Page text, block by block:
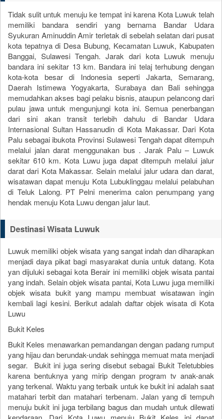
Tidak sulit untuk menuju ke tempat ini karena Kota Luwuk telah
memiliki bandara sendiri yang bernama Bandar Udara
Syukuran Aminuddin Amir terletak di sebelah selatan dari pusat
kota tepatnya di Desa Bubung, Kecamatan Luwuk, Kabupaten
Banggai, Sulawesi Tengah. Jarak dari kota Luwuk menuju
bandara ini sekitar 13 km. Bandara ini telaj terhubung dengan
kota-kota besar di Indonesia seperti Jakarta, Semarang,
Daerah Istimewa Yogyakarta, Surabaya dan Bali sehingga
memudahkan akses bagi pelaku bisnis, ataupun pelancong dari
pulau jawa untuk mengunjungi kota ini. Semua penerbangan
dari sini akan transit terlebih dahulu di Bandar Udara
Internasional Sultan Hassanudin di Kota Makassar. Dari Kota
Palu sebagai ibukota Provinsi Sulawesi Tengah dapat ditempuh
melalui jalan darat menggunakan bus . Jarak Palu – Luwuk
sekitar 610 km. Kota Luwu juga dapat ditempuh melalui jalur
darat dari Kota Makassar. Selain melalui jalur udara dan darat,
wisatawan dapat menuju Kota Lubuklinggau melalui pelabuhan
di Teluk Lalong. PT Pelni menerima calon penumpang yang
hendak menuju Kota Luwu dengan jalur laut.
Destinasi Wisata Luwuk
Luwuk memiliki objek wisata yang sangat indah dan diharapkan
menjadi daya pikat bagi masyarakat dunia untuk datang. Kota
yan dijuluki sebagai kota Berair ini memiliki objek wisata pantai
yang indah. Selain objek wisata pantai, Kota Luwu juga memiliki
objek wisata bukit yang mampu membuat wisatawan ingin
kembali lagi kesini. Berikut adalah daftar objek wisata di Kota
Luwu
Bukit Keles
Bukit Keles menawarkan pemandangan dengan padang rumput
yang hijau dan berundak-undak sehingga memuat mata menjadi
segar. Bukit ini juga sering disebut sebagai Bukit Teletubbies
karena bentuknya yang mirip dengan program tv anak-anak
yang terkenal. Waktu yang terbaik untuk ke bukit ini adalah saat
matahari terbit dan matahari terbenam. Jalan yang di tempuh
menuju bukit ini juga terbilang bagus dan mudah untuk dilewati